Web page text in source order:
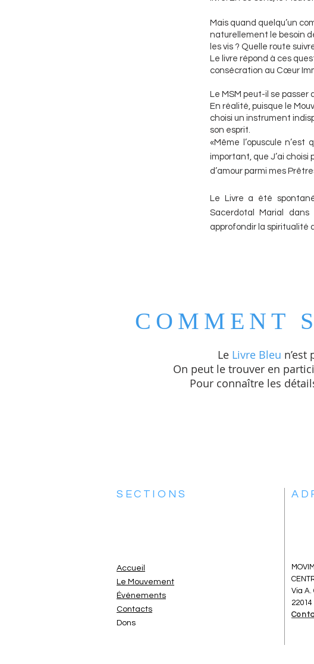
Mais quand quelqu’un
naturellement le besoin
les vis ? Quelle route
Le livre répond à ces
consécration au Cœur
Le MSM peut-il se passer
En réalité, puisque le
choisi un instrument
son esprit.
«Même l’opuscule
important, que J’ai
d’amour parmi mes
Le Livre a été
Sacerdotal Marial
approfondir la spiritualité
COMMENT
Le Livre Bleu n’est
On peut le trouver en
Pour connaître les
SECTIONS
Accueil
Le Mouvement
Événements
Contacts
Dons
Via A.